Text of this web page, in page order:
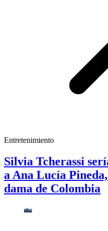
Entretenimiento
Silvia Tcherassi
a Ana Lucía
dama de Colombia